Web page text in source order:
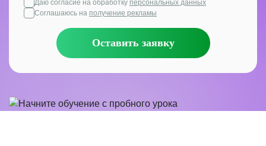
Даю согласие на обработку персональных данных
Соглашаюсь на получение рекламы
Оставить заявку